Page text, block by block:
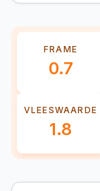
FRAME
0.7
VLEESWAARDE
1.8